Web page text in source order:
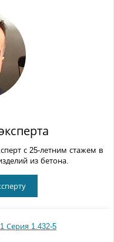
с 25-летним стажем в
из бетона.
Серия 1.432-5